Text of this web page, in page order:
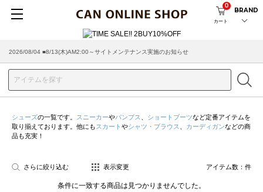
カート
0
BRAND
2026/08/04 ■8/13(木)AM2:00～サイトメンテナンス実施のお知らせ
シューズの一覧です。 スニーカーやパンプス ショートブーツなど定番アイテムを
取り揃えております。他にも スカート やシャツ・ブラウス カーディガンなどの商
品も充実！
さらに絞り込む 表示変更 アイテム数： 件
条件に一致する商品は見つかりませんでした。